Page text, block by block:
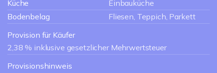
Küche
Einbauküche
Bodenbelag
Fliesen, Teppich, Parkett
Provision für Käufer
2,38 % inklusive gesetzlicher Mehrwertsteuer
Provisionshinweis